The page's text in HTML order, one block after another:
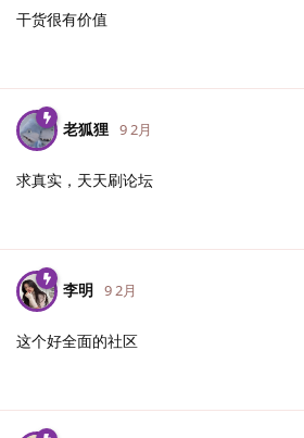
干货很有价值
老狐狸 9 2月
求真实，天天刷论坛
李明 9 2月
这个好全面的社区